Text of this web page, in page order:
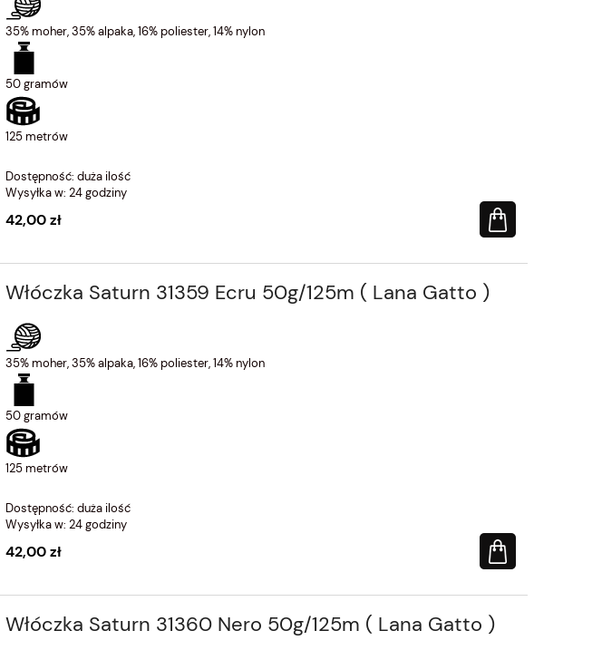
35% moher, 35% alpaka, 16% poliester, 14% nylon
50 gramów
125 metrów
Dostępność: duża ilość
Wysyłka w: 24 godziny
42,00 zł
Włóczka Saturn 31359 Ecru 50g/125m ( Lana Gatto )
35% moher, 35% alpaka, 16% poliester, 14% nylon
50 gramów
125 metrów
Dostępność: duża ilość
Wysyłka w: 24 godziny
42,00 zł
Włóczka Saturn 31360 Nero 50g/125m ( Lana Gatto )